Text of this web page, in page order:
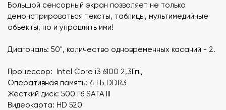
Большой сенсорный экран позволяет не только
демонстрироваться тексты, таблицы, мультимедийные
объекты, но и управлять ими!
Диагональ: 50", количество одновременных касаний - 2.
Процессор: Intel Core i3 6100 2,3Ггц
Оперативная память: 4 ГБ DDR3
Жесткий диск: 500 Гб SATA III
Видеокарта: HD 520